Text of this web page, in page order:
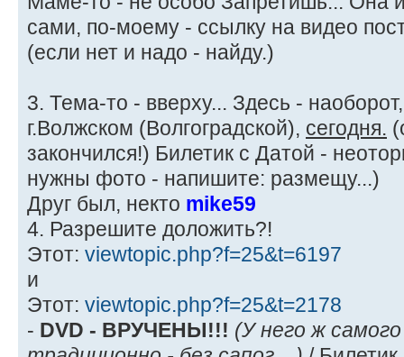
сами, по-моему - ссылку на видео
(если нет и надо - найду.)
3. Тема-то - вверху... Здесь -
г.Волжском (Волгоградской), сегодня.
закончился!) Билетик с Датой -
нужны фото - напишите: размещу...)
Друг был, некто mike59
4. Разрешите доложить?!
Этот: viewtopic.php?f=25&t=6197
и
Этот: viewtopic.php?f=25&t=2178
- DVD - ВРУЧЕНЫ!!! (У него ж